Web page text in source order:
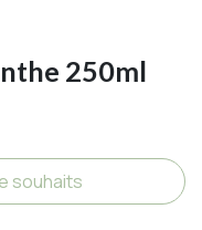
250ml
souhaits